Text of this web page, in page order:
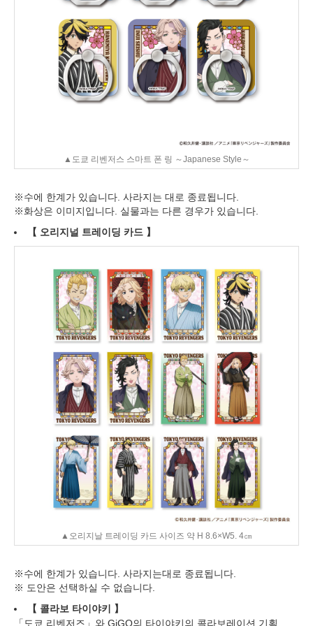
▲도쿄 리벤저스 스마트 폰 링 ～Japanese Style～
※수에 한계가 있습니다. 사라지는 대로 종료됩니다.
※화상은 이미지입니다. 실물과는 다른 경우가 있습니다.
【 오리지널 트레이딩 카드 】
▲오리지날 트레이딩 카드 사이즈 약 H 8.6×W5. 4㎝
※수에 한계가 있습니다. 사라지는대로 종료됩니다.
※ 도안은 선택하실 수 없습니다.
【 콜라보 타이야키
】
「도쿄 리벤저즈」와 GiGO의 타이야키의 콜라보레이션 기획